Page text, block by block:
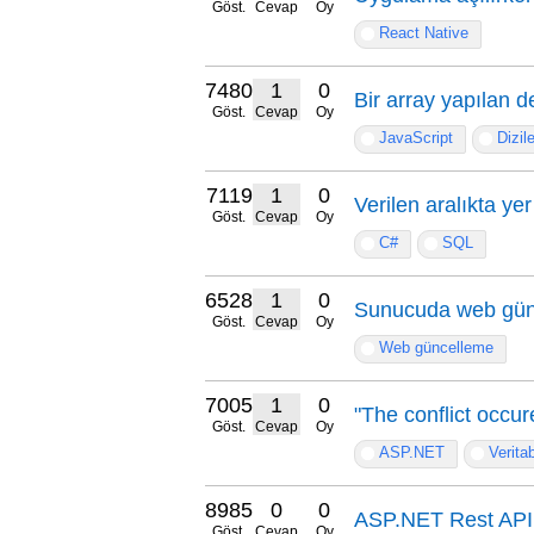
Göst. Cevap Oy
React Native
7480
Göst.
1
Cevap
0
Oy Bir array yapılan
JavaScript
7119
Göst.
1
Cevap
0
Oy Verilen aralıkta
C# SQL
6528
Göst.
1
Cevap
0
Oy Sunucuda web
Web güncelleme
7005
Göst.
1
Cevap
0
Oy "The conflict
ASP.NET
8985 0 0 ASP.NET Rest